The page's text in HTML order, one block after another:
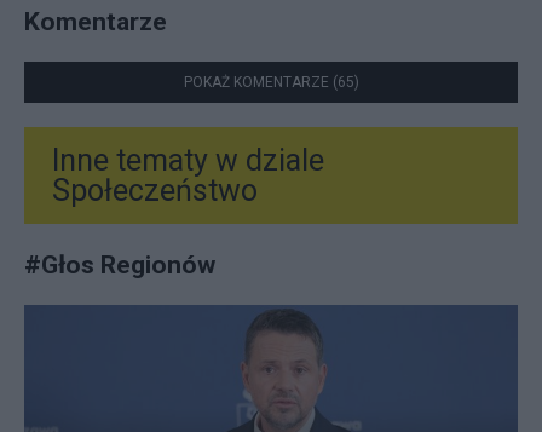
Komentarze
POKAŻ KOMENTARZE (65)
Inne tematy w dziale
Społeczeństwo
#Głos Regionów